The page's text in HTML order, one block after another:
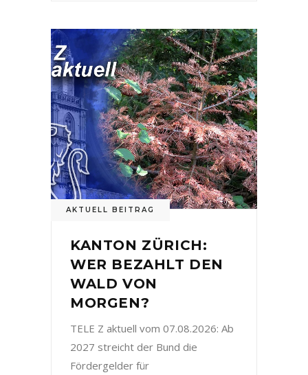
AKTUELL BEITRAG
KANTON ZÜRICH:
WER BEZAHLT DEN
WALD VON
MORGEN?
TELE Z aktuell vom 07.08.2026: Ab
2027 streicht der Bund die
Fördergelder für